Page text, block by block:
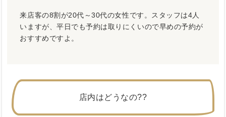
来店客の8割が20代～30代の女性です。スタッフは4人
いますが、平日でも予約は取りにくいので早めの予約が
おすすめですよ。
店内はどうなの??